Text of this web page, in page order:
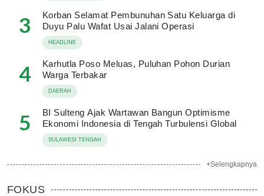
3
Korban Selamat Pembunuhan Satu Keluarga di
Duyu Palu Wafat Usai Jalani Operasi
HEADLINE
4
Karhutla Poso Meluas, Puluhan Pohon Durian
Warga Terbakar
DAERAH
5
BI Sulteng Ajak Wartawan Bangun Optimisme
Ekonomi Indonesia di Tengah Turbulensi Global
SULAWESI TENGAH
+Selengkapnya
FOKUS